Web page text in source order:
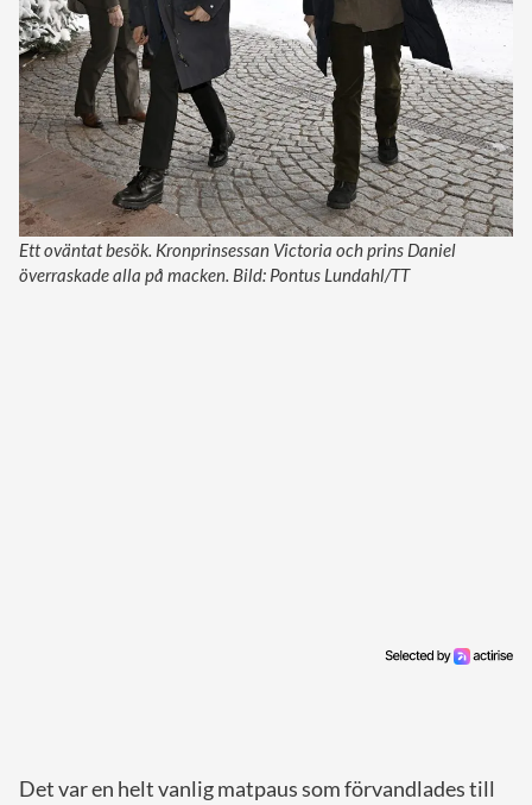
Ett oväntat besök. Kronprinsessan Victoria och prins Daniel
överraskade alla på macken. Bild: Pontus Lundahl/TT
Det var en helt vanlig matpaus som förvandlades till